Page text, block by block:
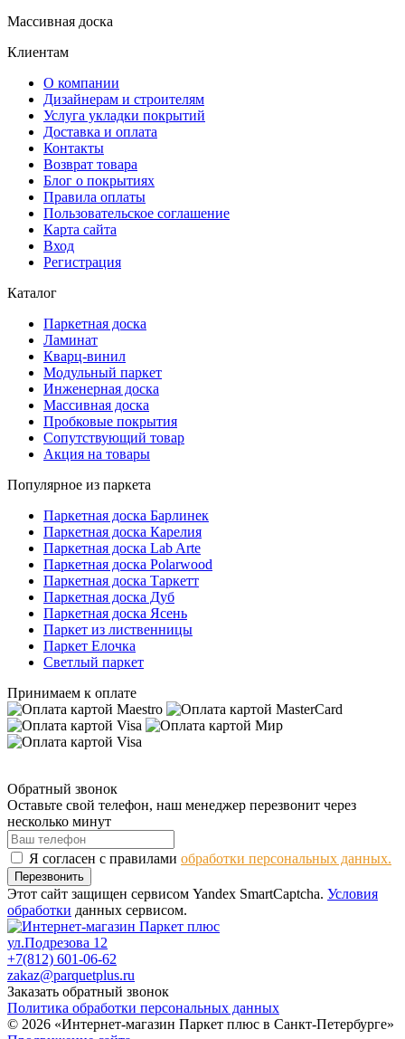
Массивная доска
Клиентам
О компании
Дизайнерам и строителям
Услуга укладки покрытий
Доставка и оплата
Контакты
Возврат товара
Блог о покрытиях
Правила оплаты
Пользовательское соглашение
Карта сайта
Вход
Регистрация
Каталог
Паркетная доска
Ламинат
Кварц-винил
Модульный паркет
Инженерная доска
Массивная доска
Пробковые покрытия
Сопутствующий товар
Акция на товары
Популярное из паркета
Паркетная доска Барлинек
Паркетная доска Карелия
Паркетная доска Lab Arte
Паркетная доска Polarwood
Паркетная доска Таркетт
Паркетная доска Дуб
Паркетная доска Ясень
Паркет из лиственницы
Паркет Елочка
Светлый паркет
Принимаем к оплате
Обратный звонок
Оставьте свой телефон, наш менеджер перезвонит через
несколько минут
Я согласен с правилами обработки персональных данных.
Перезвонить
Этот сайт защищен сервисом Yandex SmartCaptcha. Условия
обработки данных сервисом.
ул.Подрезова 12
+7(812) 601-06-62
zakaz@parquetplus.ru
Заказать обратный звонок
Политика обработки персональных данных
© 2026 «Интернет-магазин Паркет плюс в Санкт-Петербурге»